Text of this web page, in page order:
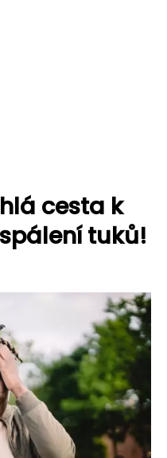
cesta k
tuků!